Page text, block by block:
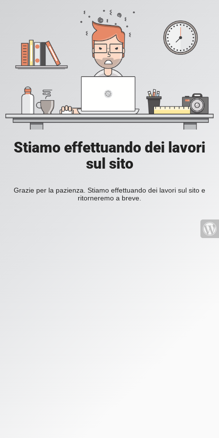
Stiamo effettuando dei lavori
sul sito
Grazie per la pazienza. Stiamo effettuando dei lavori sul sito e
ritorneremo a breve.